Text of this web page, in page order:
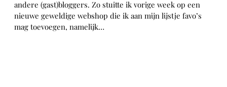
andere (gast)bloggers. Zo stuitte ik vorige week op een
nieuwe geweldige webshop die ik aan mijn lijstje favo’s
mag toevoegen, namelijk…